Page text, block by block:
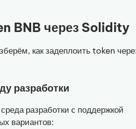
BNB через Solidity
как задеплоить token
разработки
разработки с поддержкой
вариантов: